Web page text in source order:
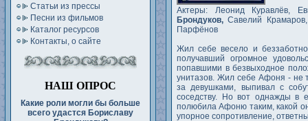
Статьи из прессы
Песни из фильмов
Каталог ресурсов
Контакты, о сайте
НАШ ОПРОС
Какие роли могли бы больше
всего удастся Бориславу
Актеры: Леонид Куравлёв,
Брондуков, Савелий
Парфёнов
Жил себе весело и
получавший огромное
попавшими в безвыходное
унитазов. Жил себе Афоня - не
за девушками, выпивал с
соседству. Но вот однажды в
полюбила Афоню таким, какой
упорное сопротивление,